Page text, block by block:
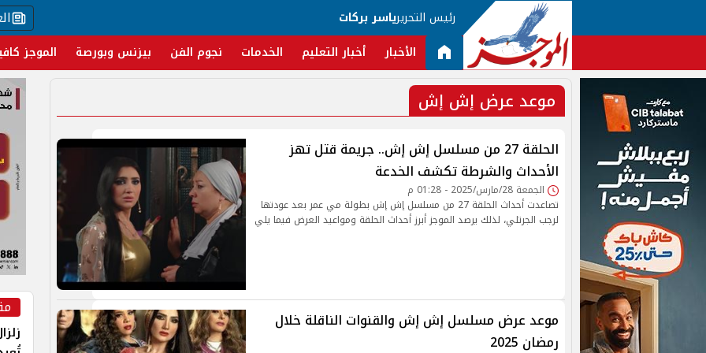
رئيس التحريرياسر بركات
الأخبار أخبار التعليم الخدمات نجوم الفن بيزنس وبورصة الموجز
موعد عرض إش إش
الحلقة 27 من مسلسل إش إش.. جريمة قتل تهز
الأحداث والشرطة تكشف الخدعة
الجمعة 28/مارس/2025 - 01:28 م
تصاعدت أحداث الحلقة 27 من مسلسل إش إش بطولة مي عمر بعد عودتها
لرجب الجرتلي، لذلك يرصد الموجز أبرز أحداث الحلقة ومواعيد العرض فيما يلي
موعد عرض مسلسل إش إش والقنوات الناقلة خلال
رمضان 2025